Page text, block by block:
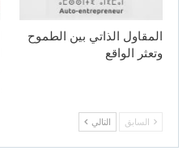
المقاول الذاتي بين الطموح
وتعثر الواقع
السابق التالي